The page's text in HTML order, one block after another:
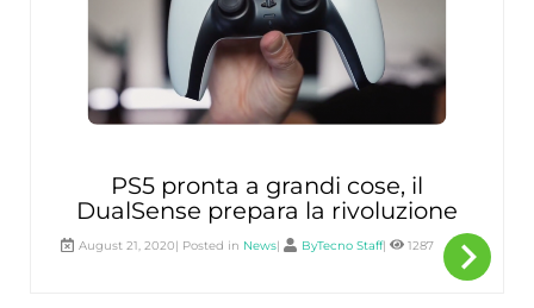
PS5 pronta a grandi cose, il
DualSense prepara la rivoluzione
August 21, 2020| Posted in News| ByTecno Staff| 1287 navigate_next